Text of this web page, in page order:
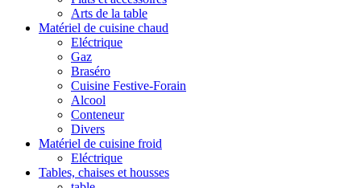
Arts de la table
Matériel de cuisine chaud
Eléctrique
Gaz
Braséro
Cuisine Festive-Forain
Alcool
Conteneur
Divers
Matériel de cuisine froid
Eléctrique
Tables, chaises et housses